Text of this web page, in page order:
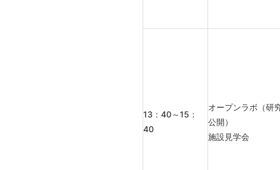
13：40～15：
40
オープンラボ（研
公開）
施設見学会